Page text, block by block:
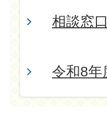
相談窓口
令和8年